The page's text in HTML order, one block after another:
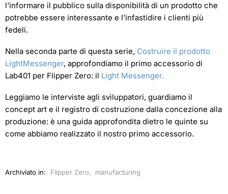
l'informare il pubblico sulla disponibilità di un prodotto che
potrebbe essere interessante e l'infastidire i clienti più
fedeli.
Nella seconda parte di questa serie, Costruire il prodotto
LightMessenger, approfondiamo il primo accessorio di
Lab401 per Flipper Zero: il Light Messenger.
Leggiamo le interviste agli sviluppatori, guardiamo il
concept art e il registro di costruzione dalla concezione alla
produzione: è una guida approfondita dietro le quinte su
come abbiamo realizzato il nostro primo accessorio.
Archiviato in: Flipper Zero, manufacturing